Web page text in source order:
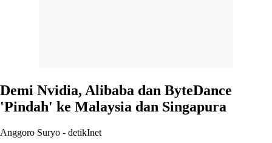
Demi Nvidia, Alibaba dan ByteDance
'Pindah' ke Malaysia dan Singapura
Anggoro Suryo - detikInet